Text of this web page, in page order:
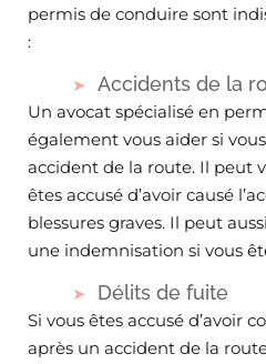
permis de conduire sont
:
Accidents de la
Un avocat spécialisé en
également vous aider si
accident de la route. Il peut
êtes accusé d’avoir causé
blessures graves. Il peut
une indemnisation si vous
Délits de fuite
Si vous êtes accusé d’avoir
après un accident de la